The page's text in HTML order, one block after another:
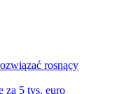
rosnący
za 5 tys. euro